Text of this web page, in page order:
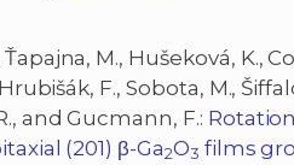
Ťapajna, M., Hušeková, K.,
F., Sobota, M.,
and Gucmann, F.:
(201) β-Ga2O3 films